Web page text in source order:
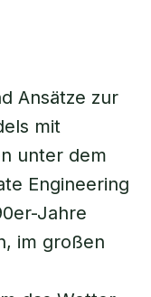
Ansätze zur
mit
unter dem
Engineering
Jahre
im großen